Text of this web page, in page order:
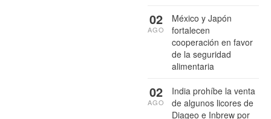
México y Japón
fortalecen
cooperación en favor
de la seguridad
alimentaria
02
AGO
India prohíbe la venta
de algunos licores de
Diageo e Inbrew por
02
AGO